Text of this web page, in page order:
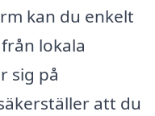
kan du enkelt
lokala
sig på
att du